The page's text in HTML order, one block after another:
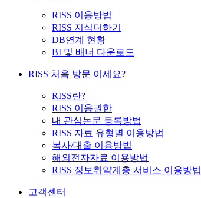
RISS 이용방법
RISS 지식더하기
DB연계 현황
BI 및 배너 다운로드
RISS 처음 방문 이세요?
RISS란?
RISS 이용권한
내 관심논문 등록방법
RISS 자료 유형별 이용방법
복사/대출 이용방법
해외전자자료 이용방법
RISS 정보취약계층 서비스 이용방법
고객센터